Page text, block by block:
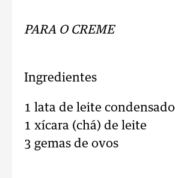
PARA O CREME
Ingredientes
1 lata de leite condensado
1 xícara (chá) de leite
3 gemas de ovos